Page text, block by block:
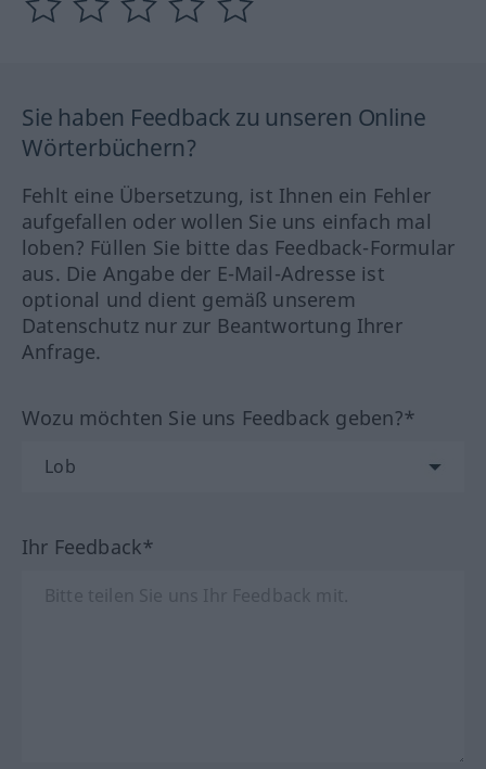
Sie haben Feedback zu unseren Online
Wörterbüchern?
Fehlt eine Übersetzung, ist Ihnen ein Fehler
aufgefallen oder wollen Sie uns einfach mal
loben? Füllen Sie bitte das Feedback-Formular
aus. Die Angabe der E-Mail-Adresse ist
optional und dient gemäß unserem
Datenschutz nur zur Beantwortung Ihrer
Anfrage.
Wozu möchten Sie uns Feedback geben?*
Ihr Feedback*